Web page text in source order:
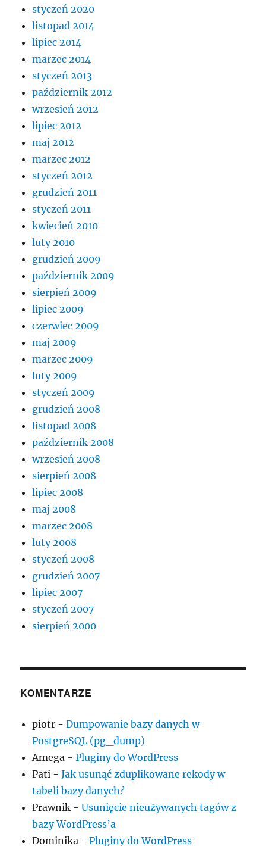
styczeń 2020
listopad 2014
lipiec 2014
marzec 2014
styczeń 2013
październik 2012
wrzesień 2012
lipiec 2012
maj 2012
marzec 2012
styczeń 2012
grudzień 2011
styczeń 2011
kwiecień 2010
luty 2010
grudzień 2009
październik 2009
sierpień 2009
lipiec 2009
czerwiec 2009
maj 2009
marzec 2009
luty 2009
styczeń 2009
grudzień 2008
listopad 2008
październik 2008
wrzesień 2008
sierpień 2008
lipiec 2008
maj 2008
marzec 2008
luty 2008
styczeń 2008
grudzień 2007
lipiec 2007
styczeń 2007
sierpień 2000
KOMENTARZE
piotr -Dumpowanie bazy danych w
PostgreSQL (pg_dump)
Amega -Pluginy do WordPress
Pati -Jak usunąć zduplikowane rekody w
tabeli bazy danych?
Prawnik -Usunięcie nieużywanych tagów z
bazy WordPress’a
Dominika -Pluginy do WordPress